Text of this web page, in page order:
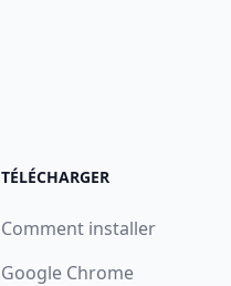
TÉLÉCHARGER
Comment installer
Google Chrome